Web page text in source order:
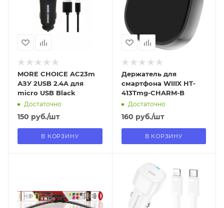
самовывоза
MORE CHOICE AC23m
АЗУ 2USB 2.4A для
micro USB Black
Достаточно
150 руб./шт
В КОРЗИНУ
самовывоза
Нет
Держатель для
смартфона WIIIX HT-
413Tmg-CHARM-B
Достаточно
160 руб./шт
В КОРЗИНУ
В наличии в пункте
самовывоза
13.08.2026
В наличии в пункте
самовывоза